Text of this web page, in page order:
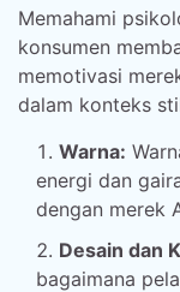
Memahami
konsumen
memotivasi
dalam konteks
Warna:
energi dan
dengan merek
Desain dan
bagaimana